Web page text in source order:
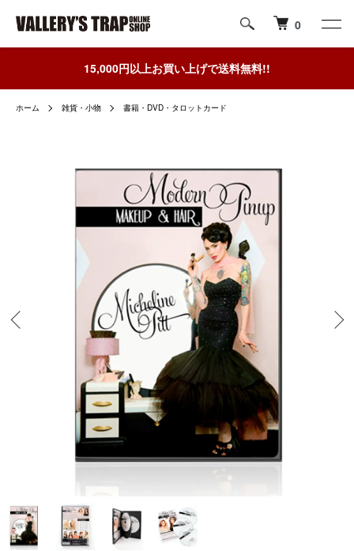
0
15,000円以上お買い上げで送料無料!!
ホーム 雑貨・小物 書籍・DVD・タロットカード